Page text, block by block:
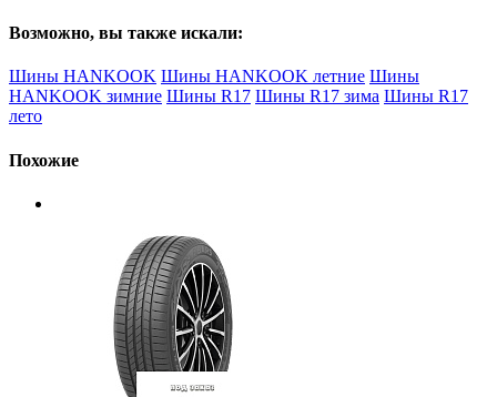
Возможно, вы также искали:
Шины HANKOOK Шины HANKOOK летние Шины
HANKOOK зимние Шины R17 Шины R17 зима Шины R17
лето
Похожие